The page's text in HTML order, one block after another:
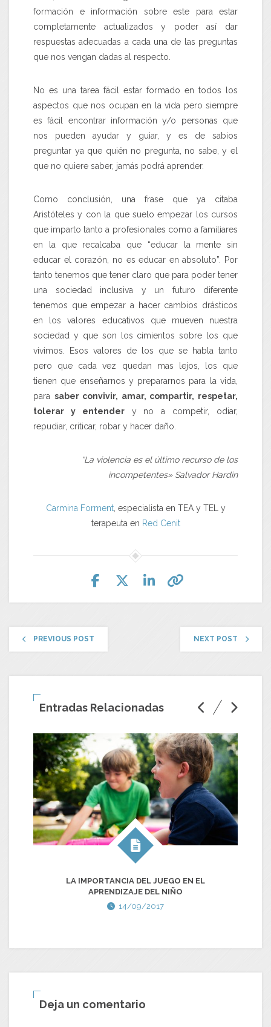
formación e información sobre este para estar
completamente actualizados y poder así dar
respuestas adecuadas a cada una de las preguntas
que nos vengan dadas al respecto.
No es una tarea fácil estar formado en todos los
aspectos que nos ocupan en la vida pero siempre
es fácil encontrar información y/o personas que
nos pueden ayudar y guiar, y es de sabios
preguntar ya que quién no pregunta, no sabe, y el
que no quiere saber, jamás podrá aprender.
Como conclusión, una frase que ya citaba
Aristóteles y con la que suelo empezar los cursos
que imparto tanto a profesionales como a familiares
en la que recalcaba que “educar la mente sin
educar el corazón, no es educar en absoluto”. Por
tanto tenemos que tener claro que para poder tener
una sociedad inclusiva y un futuro diferente
tenemos que empezar a hacer cambios drásticos
en los valores educativos que mueven nuestra
sociedad y que son los cimientos sobre los que
vivimos. Esos valores de los que se habla tanto
pero que cada vez quedan mas lejos, los que
tienen que enseñarnos y prepararnos para la vida,
para saber convivir, amar, compartir, respetar,
tolerar y entendery no a competir, odiar,
repudiar, criticar, robar y hacer daño.
“La violencia es el último recurso de los
incompetentes» Salvador Hardin
Carmina Forment, especialista en TEA y TEL y
terapeuta en Red Cenit
PREVIOUS POST NEXT POST
Entradas Relacionadas
LA IMPORTANCIA DEL JUEGO EN EL
APRENDIZAJE DEL NIÑO
14/09/2017
Deja un comentario